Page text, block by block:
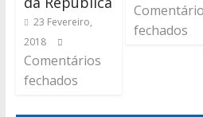
23 Fevereiro,
2018
Comentários
fechados
fechados